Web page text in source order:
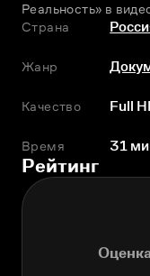
Реальность» в
Страна
Жанр
Качество Full
Время 31
Рейтинг